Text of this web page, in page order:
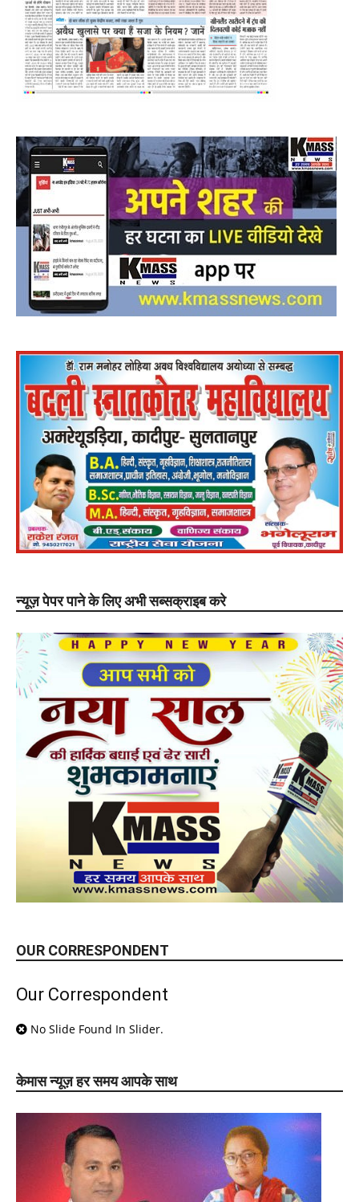
न्यूज़ पेपर पाने के लिए अभी सब्सक्राइब करे
OUR CORRESPONDENT
Our Correspondent
No Slide Found In Slider.
केमास न्यूज़ हर समय आपके साथ